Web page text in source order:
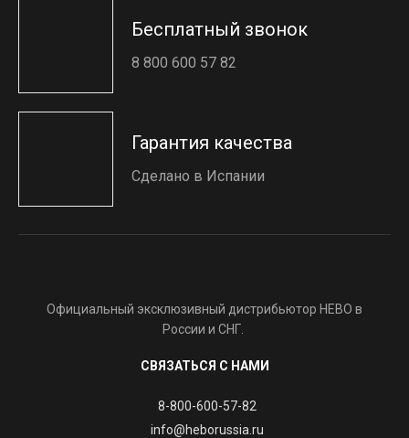
Бесплатный звонок
8 800 600 57 82
Гарантия качества
Сделано в Испании
Официальный эксклюзивный дистрибьютор HEBO в
России и СНГ.
СВЯЗАТЬСЯ С НАМИ
8-800-600-57-82
info@heborussia.ru